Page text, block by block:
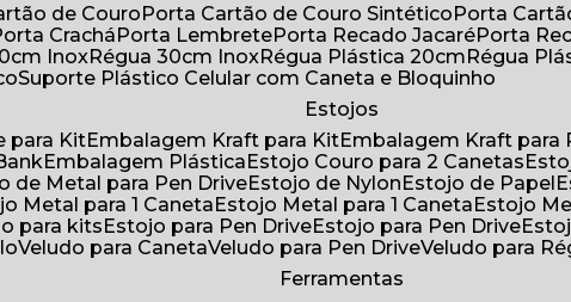
de Couro Porta Cartão de Couro Sintético Porta
Porta Crachá Porta Lembrete Porta Recado Jacaré Porta
Inox Régua 30cm Inox Régua Plástica 20cm Régua
Suporte Plástico Celular com Caneta e Bloquinho
Estojos
para Kit Embalagem Kraft para Kit
Embalagem Kraft para
Embalagem Plástica Estojo Couro para 2 Canetas
de Metal para Pen Drive Estojo de Nylon Estojo de Papel
Metal para 1 Caneta Estojo Metal para 1 Caneta Estojo
para kits Estojo para Pen Drive Estojo para Pen Drive
Veludo para Caneta Veludo para Pen Drive Veludo para
Ferramentas